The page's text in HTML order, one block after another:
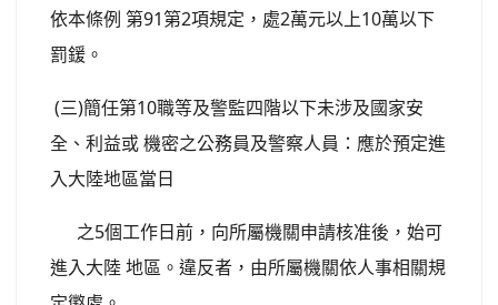
依本條例 第91第2項規定，處2萬元以上10萬以下
罰鍰。
(三)簡任第10職等及警監四階以下未涉及國家安
全、利益或 機密之公務員及警察人員：應於預定進
入大陸地區當日
之5個工作日前，向所屬機關申請核准後，始可
進入大陸 地區。違反者，由所屬機關依人事相關規